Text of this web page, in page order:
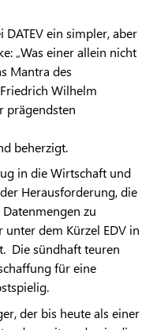
ein simpler, aber
„Was einer allein nicht
Mantra des
Wilhelm
prägendsten
beherzigt.
in die Wirtschaft und
Herausforderung, die
zu
dem Kürzel EDV in
Die sündhaft teuren
für eine
der bis heute als einer